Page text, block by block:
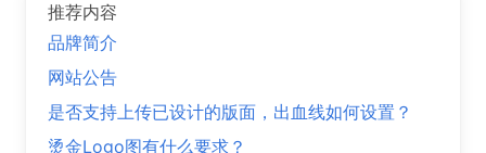
推荐内容
品牌简介
网站公告
是否支持上传已设计的版面，出血线如何设置？
烫金Logo图有什么要求？